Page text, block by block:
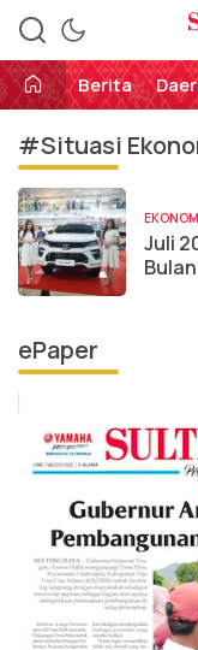
Berita
#Situasi
Juli
ePaper